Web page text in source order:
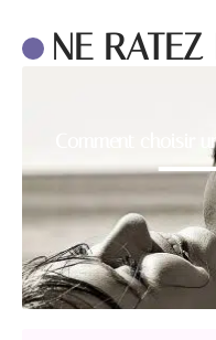
NE
Comment choisir